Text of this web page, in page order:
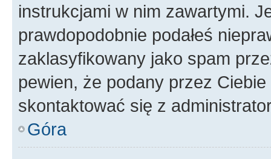
instrukcjami w nim zawartymi.
prawdopodobnie podałeś
zaklasyfikowany jako spam
pewien, że podany przez
skontaktować się z
Góra